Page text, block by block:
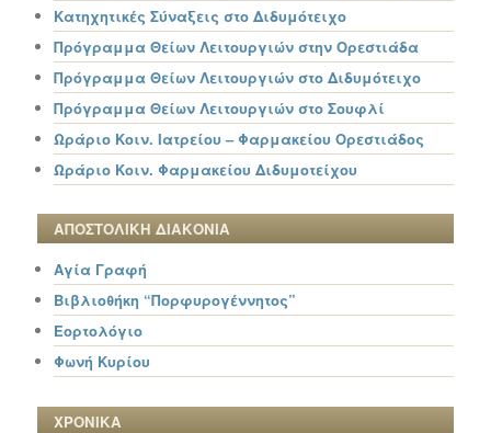
Κατηχητικές Σύναξεις στο Διδυμότειχο
Πρόγραμμα Θείων Λειτουργιών στην Ορεστιάδα
Πρόγραμμα Θείων Λειτουργιών στο Διδυμότειχο
Πρόγραμμα Θείων Λειτουργιών στο Σουφλί
Ωράριο Κοιν. Ιατρείου – Φαρμακείου Ορεστιάδος
Ωράριο Κοιν. Φαρμακείου Διδυμοτείχου
ΑΠΟΣΤΟΛΙΚΗ ΔΙΑΚΟΝΙΑ
Αγία Γραφή
Βιβλιοθήκη “Πορφυρογέννητος”
Εορτολόγιο
Φωνή Κυρίου
ΧΡΟΝΙΚΑ